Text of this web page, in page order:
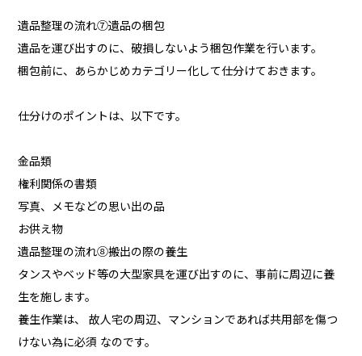
遺品整理の流れ⑦遺品の梱包
遺品を運び出すのに、破損しないよう梱包作業を行います。
梱包前に、あらかじめカテゴリー化して仕分けておきます。
仕分けのポイントは、以下です。
金品類
権利関係の書類
写真、メモなどの思い出の品
お供え物
遺品整理の流れ⑧搬出の際の養生
タンスやベッド等の大型家具を運び出すのに、事前に周辺に養
生を施します。
養生作業は、 故人宅の周辺、マンションであれば共用部を傷つ
けない為に必須 なのです。